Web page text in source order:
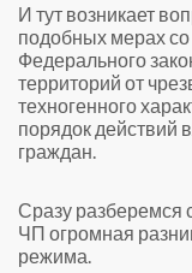
И тут возникает
подобных мерах со
Федерального
территорий от
техногенного
порядок действий
граждан.
Сразу разберемся
ЧП огромная
режима.